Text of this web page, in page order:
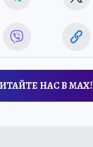
НАС В МАХ!